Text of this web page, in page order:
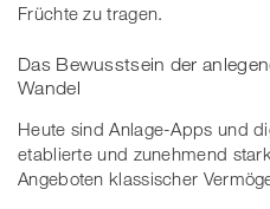
Früchte zu tragen.
Das Bewusstsein der
Wandel
Heute sind Anlage-Apps und
etablierte und zunehmend
Angeboten klassischer